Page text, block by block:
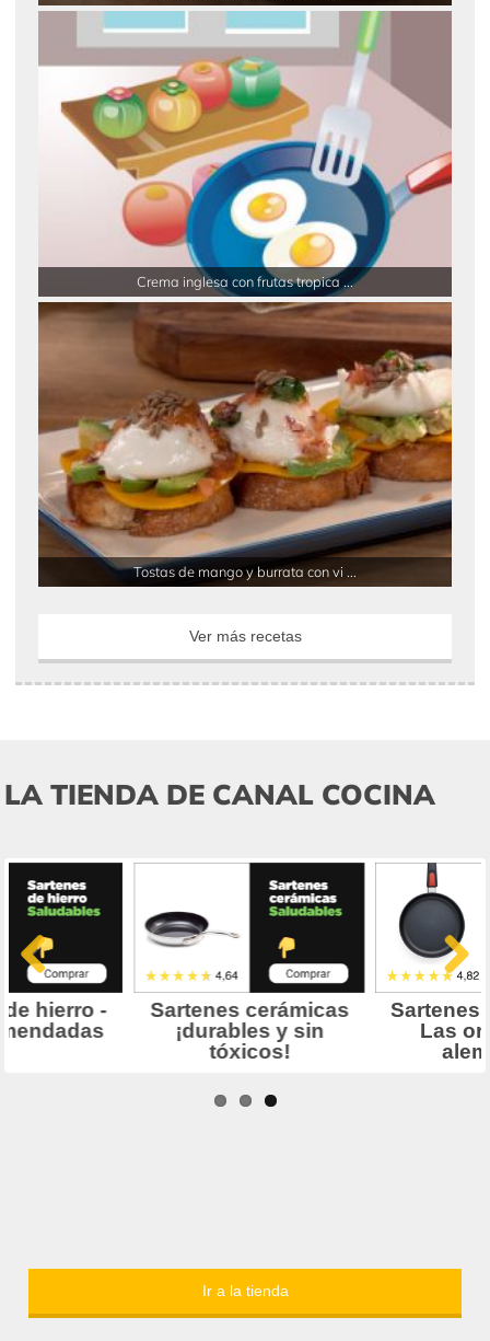
Crema inglesa con frutas tropica ...
Tostas de mango y burrata con vi ...
Ver más recetas
LA TIENDA DE CANAL COCINA
Ir a la tienda